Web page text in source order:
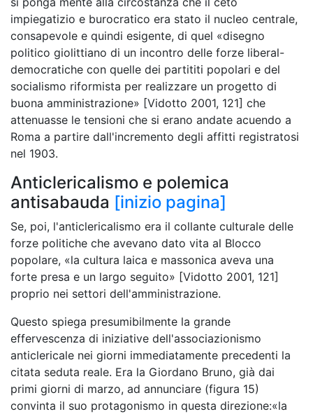
impiegatizio e burocratico era stato il nucleo centrale,
consapevole e quindi esigente, di quel «disegno
politico giolittiano di un incontro delle forze liberal-
democratiche con quelle dei partititi popolari e del
socialismo riformista per realizzare un progetto di
buona amministrazione» [Vidotto 2001, 121] che
attenuasse le tensioni che si erano andate acuendo a
Roma a partire dall'incremento degli affitti registratosi
nel 1903.
Anticlericalismo e polemica
antisabauda [inizio pagina]
Se, poi, l'anticlericalismo era il collante culturale delle
forze politiche che avevano dato vita al Blocco
popolare, «la cultura laica e massonica aveva una
forte presa e un largo seguito» [Vidotto 2001, 121]
proprio nei settori dell'amministrazione.
Questo spiega presumibilmente la grande
effervescenza di iniziative dell'associazionismo
anticlericale nei giorni immediatamente precedenti la
citata seduta reale. Era la Giordano Bruno, già dai
primi giorni di marzo, ad annunciare (figura 15)
convinta il suo protagonismo in questa direzione:«la